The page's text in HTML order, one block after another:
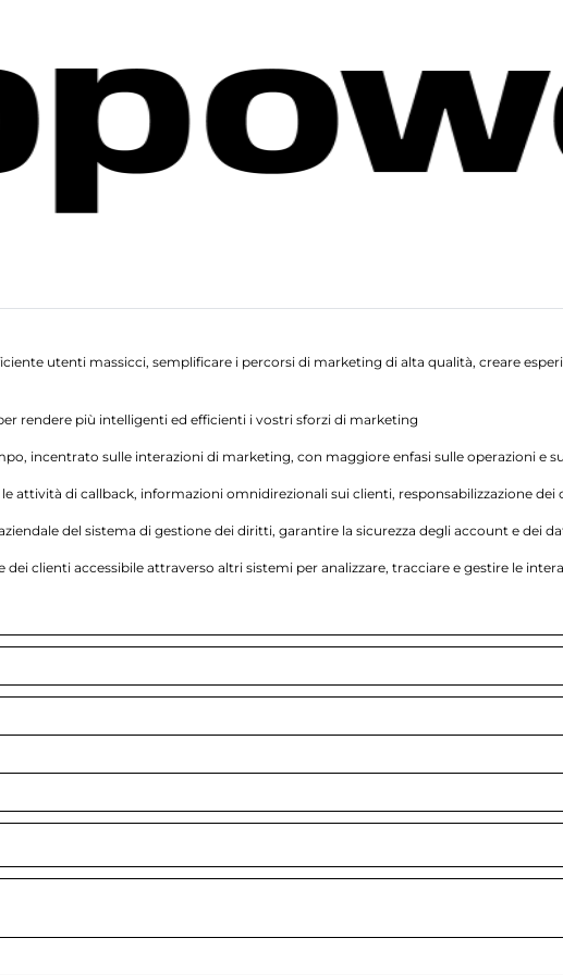
utenti massicci, semplificare i percorsi di marketing di alta qualità, creare
rendere più intelligenti ed efficienti i vostri sforzi di marketing
incentrato sulle interazioni di marketing, con maggiore enfasi sulle operazioni e
attività di callback, informazioni omnidirezionali sui clienti, responsabilizzazione dei
del sistema di gestione dei diritti, garantire la sicurezza degli account e dei
dei clienti accessibile attraverso altri sistemi per analizzare, tracciare e gestire le